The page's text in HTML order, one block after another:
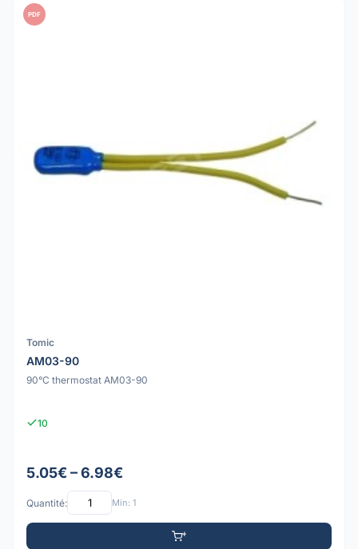
PDF
Tomic
AM03-90
90°C thermostat AM03-90
10
5.05€ – 6.98€
Quantité: Min: 1